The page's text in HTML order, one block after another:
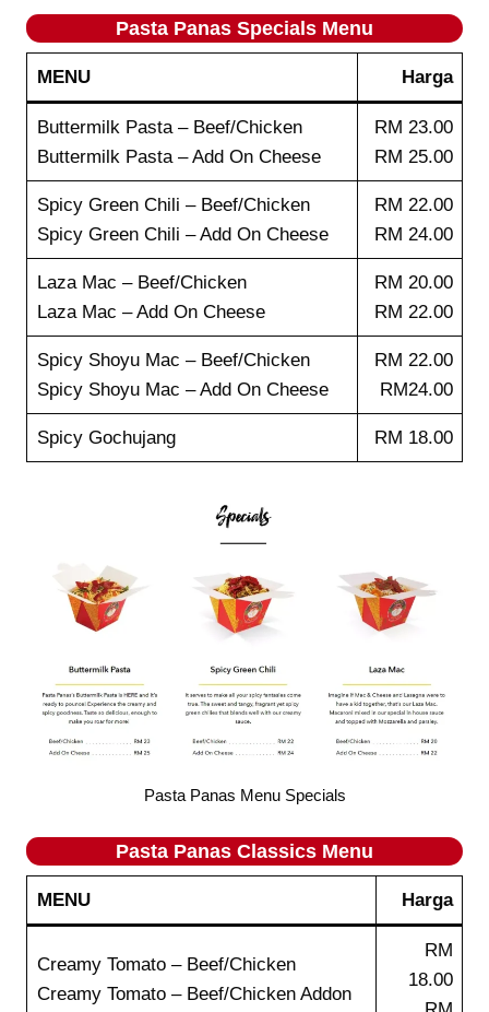
Pasta Panas Specials Menu
MENU Harga
Buttermilk Pasta – Beef/Chicken
Buttermilk Pasta – Add On Cheese
RM 23.00
RM 25.00
Spicy Green Chili – Beef/Chicken
Spicy Green Chili – Add On Cheese
RM 22.00
RM 24.00
Laza Mac – Beef/Chicken
Laza Mac – Add On Cheese
RM 20.00
RM 22.00
Spicy Shoyu Mac – Beef/Chicken
Spicy Shoyu Mac – Add On Cheese
RM 22.00
RM24.00
Spicy Gochujang RM 18.00
Pasta Panas Menu Specials
Pasta Panas Classics Menu
MENU Harga
Creamy Tomato – Beef/Chicken
Creamy Tomato – Beef/Chicken Addon
RM
18.00